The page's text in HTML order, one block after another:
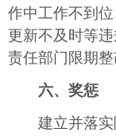
作中工作不到
更新不及时等
责任部门限期整
六、奖惩
建立并落实